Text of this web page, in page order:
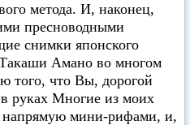
метода. И, наконец,
пресноводными
снимки японского
Амано во многом
того, что Вы, дорогой
в руках Многие из моих
напрямую мини-рифами, и,